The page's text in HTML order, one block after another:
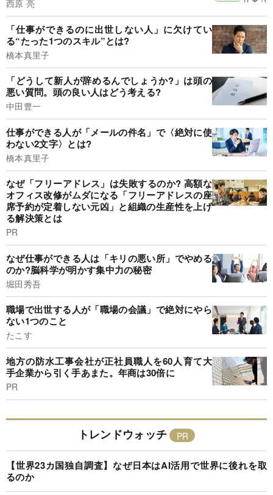
西原 亮
「仕事ができるのに出世しない人」に欠けてい
る“たった1つのスキル”とは?
橋本真里子
「どうして新人が辞めるんでしょうか?」は頭の
悪い質問。頭の良い人はどう考える?
中田豊一
仕事ができる人が「メールの件名」で〈絶対に使
わない2文字〉とは?
橋本真里子
なぜ「フリーアドレス」は失敗するのか? 高額な
オフィス改修がムダになる「フリーアドレスの座
席予約が定着しない元凶」と組織の生産性を上げ
る解決策とは
PR
なぜ仕事ができる人は「キリの悪い所」でやめる
のか?脳科学が明かす集中力の秘密
堀田秀吾
職場で出世する人が「職場の会議」で絶対にやら
ない1つのこと
たこす
地方の防水工事会社が正社員職人を60人育て大
手企業から引く手あまた。年商は30倍に
PR
トレンドウォッチ
【世界23カ国独自調査】なぜ日本はAI活用で世界に後れを取
るのか